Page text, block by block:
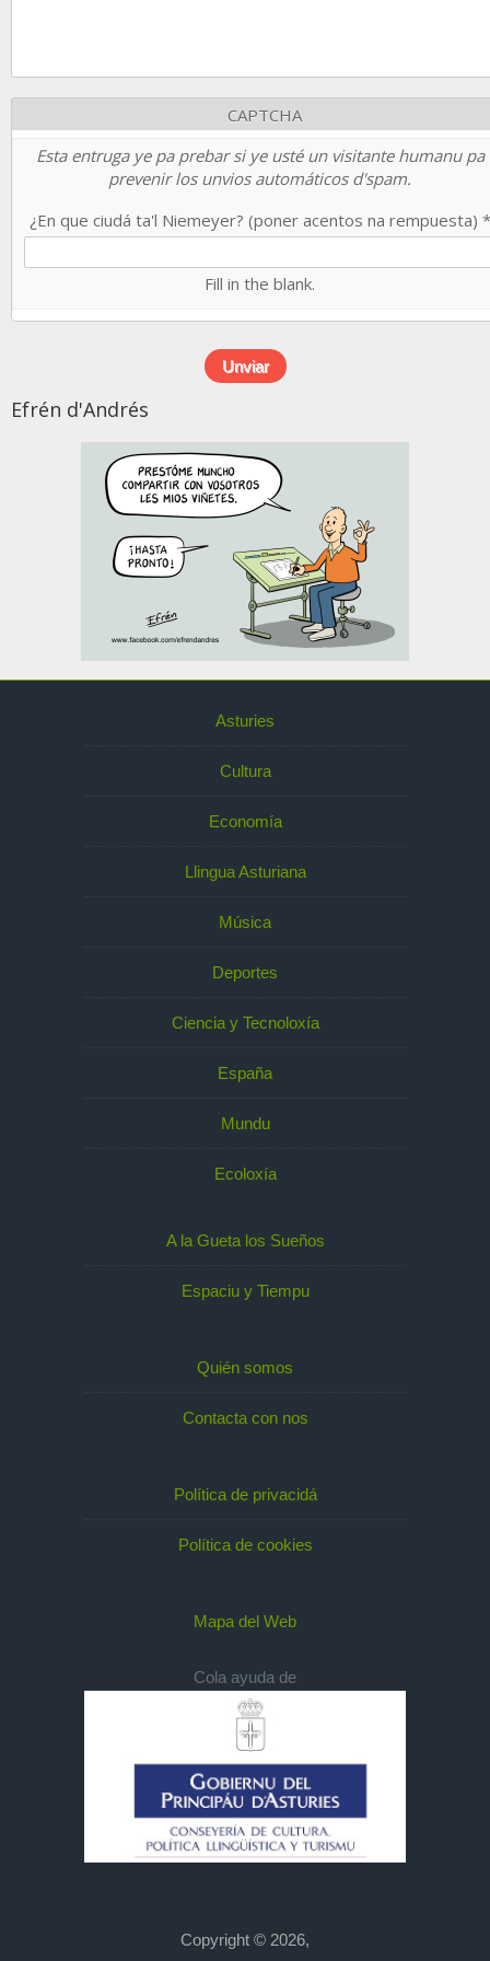
CAPTCHA
Esta entruga ye pa prebar si ye usté un visitante humanu pa
prevenir los unvios automáticos d'spam.
¿En que ciudá ta'l Niemeyer? (poner acentos na rempuesta) *
Fill in the blank.
Efrén d'Andrés
Asturies
Cultura
Economía
Llingua Asturiana
Música
Deportes
Ciencia y Tecnoloxía
España
Mundu
Ecoloxía
A la Gueta los Sueños
Espaciu y Tiempu
Quién somos
Contacta con nos
Política de privacidá
Política de cookies
Mapa del Web
Cola ayuda de
Copyright © 2026,